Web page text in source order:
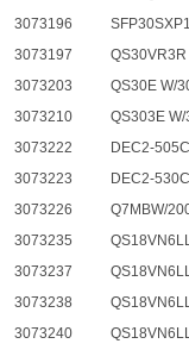
3073196
3073197
QS30VR3R
3073203
QS30E W/
3073210
QS303E W/
3073222
DEC2-505C
3073223
DEC2-530C
3073226
Q7MBW/
3073235
3073237
3073238
3073240